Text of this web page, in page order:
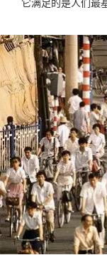
它满足的是人们最